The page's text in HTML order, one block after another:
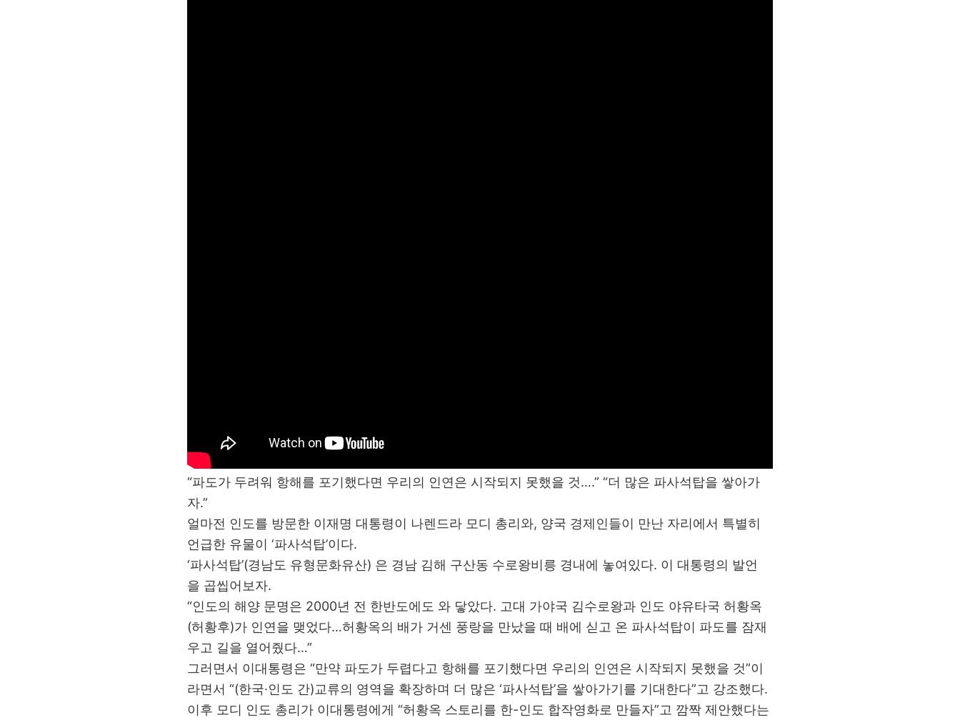
“파도가 두려워 항해를 포기했다면 우리의 인연은 시작되지 못했을 것….” “더 많은 파사석탑을 쌓아가
자.”
얼마전 인도를 방문한 이재명 대통령이 나렌드라 모디 총리와, 양국 경제인들이 만난 자리에서 특별히
언급한 유물이 ‘파사석탑’이다.
‘파사석탑’(경남도 유형문화유산) 은 경남 김해 구산동 수로왕비릉 경내에 놓여있다. 이 대통령의 발언
을 곱씹어보자.
“인도의 해양 문명은 2000년 전 한반도에도 와 닿았다. 고대 가야국 김수로왕과 인도 야유타국 허황옥
(허황후)가 인연을 맺었다…허황옥의 배가 거센 풍랑을 만났을 때 배에 싣고 온 파사석탑이 파도를 잠재
우고 길을 열어줬다…”
그러면서 이대통령은 “만약 파도가 두렵다고 항해를 포기했다면 우리의 인연은 시작되지 못했을 것”이
라면서 “(한국·인도 간)교류의 영역을 확장하며 더 많은 ‘파사석탑’을 쌓아가기를 기대한다”고 강조했다.
이후 모디 인도 총리가 이대통령에게 “허황옥 스토리를 한-인도 합작영화로 만들자”고 깜짝 제안했다는